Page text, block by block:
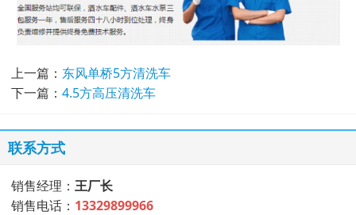
上一篇： 东风单桥5方清洗车
下一篇： 4.5方高压清洗车
联系方式
销售经理： 王厂长
销售电话： 13329899966